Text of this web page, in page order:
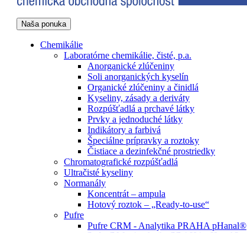
Naša ponuka
Chemikálie
Laboratórne chemikálie, čisté, p.a.
Anorganické zlúčeniny
Soli anorganických kyselín
Organické zlúčeniny a činidlá
Kyseliny, zásady a deriváty
Rozpúšťadlá a prchavé látky
Prvky a jednoduché látky
Indikátory a farbivá
Špeciálne prípravky a roztoky
Čistiace a dezinfekčné prostriedky
Chromatografické rozpúšťadlá
Ultračisté kyseliny
Normanály
Koncentrát – ampula
Hotový roztok – „Ready-to-use“
Pufre
Pufre CRM - Analytika PRAHA pHanal®